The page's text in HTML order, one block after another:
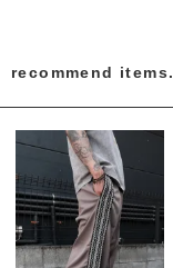
recommend items.